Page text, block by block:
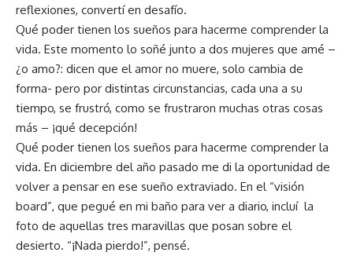
reflexiones, convertí en desafío.
Qué poder tienen los sueños para hacerme comprender la
vida. Este momento lo soñé junto a dos mujeres que amé –
¿o amo?: dicen que el amor no muere, solo cambia de
forma- pero por distintas circunstancias, cada una a su
tiempo, se frustró, como se frustraron muchas otras cosas
más – ¡qué decepción!
Qué poder tienen los sueños para hacerme comprender la
vida. En diciembre del año pasado me di la oportunidad de
volver a pensar en ese sueño extraviado. En el “visión
board”, que pegué en mi baño para ver a diario, incluí la
foto de aquellas tres maravillas que posan sobre el
desierto. “¡Nada pierdo!”, pensé.